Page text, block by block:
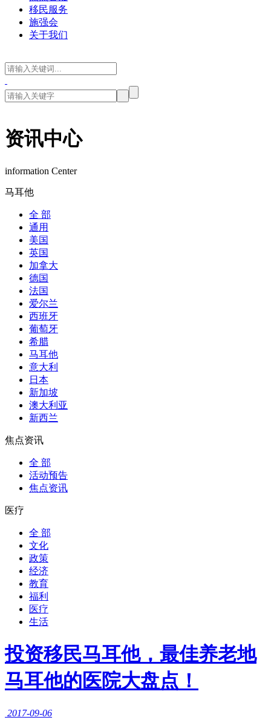
移民服务
施强会
关于我们
资讯中心
information Center
马耳他
全 部
通用
美国
英国
加拿大
德国
法国
爱尔兰
西班牙
葡萄牙
希腊
马耳他
意大利
日本
新加坡
澳大利亚
新西兰
焦点资讯
全 部
活动预告
焦点资讯
医疗
全 部
文化
政策
经济
教育
福利
医疗
生活
投资移民马耳他，最佳养老地
马耳他的医院大盘点！
2017-09-06